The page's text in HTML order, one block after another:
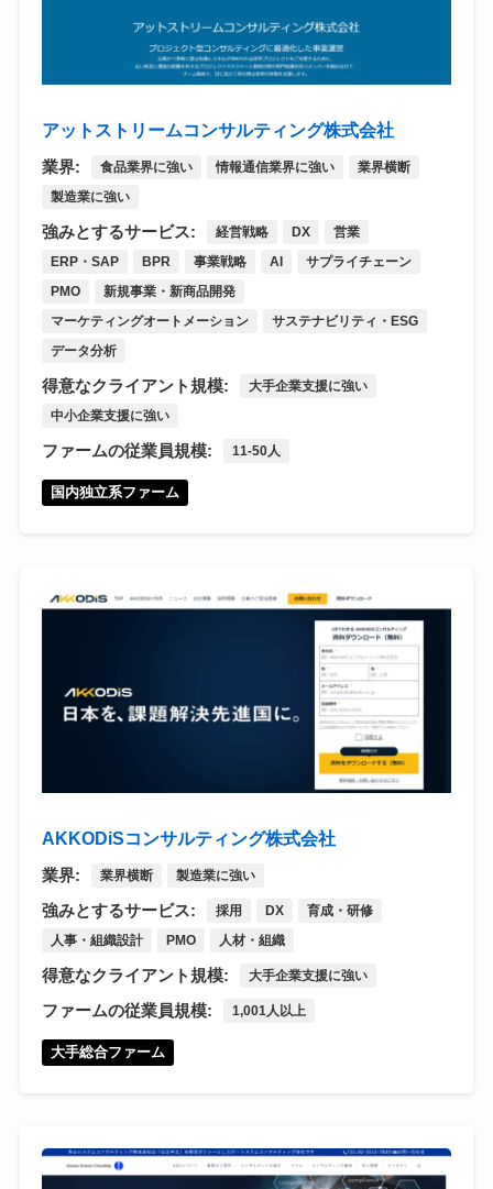
アットストリームコンサルティング株式会社
業界: 食品業界に強い 情報通信業界に強い 業界横断
製造業に強い
強みとするサービス: 経営戦略 DX 営業
ERP・SAP BPR 事業戦略 AI サプライチェーン
PMO 新規事業・新商品開発
マーケティングオートメーション サステナビリティ・ESG
データ分析
得意なクライアント規模: 大手企業支援に強い
中小企業支援に強い
ファームの従業員規模: 11-50人
国内独立系ファーム
AKKODiSコンサルティング株式会社
業界: 業界横断 製造業に強い
強みとするサービス: 採用 DX 育成・研修
人事・組織設計 PMO 人材・組織
得意なクライアント規模: 大手企業支援に強い
ファームの従業員規模: 1,001人以上
大手総合ファーム